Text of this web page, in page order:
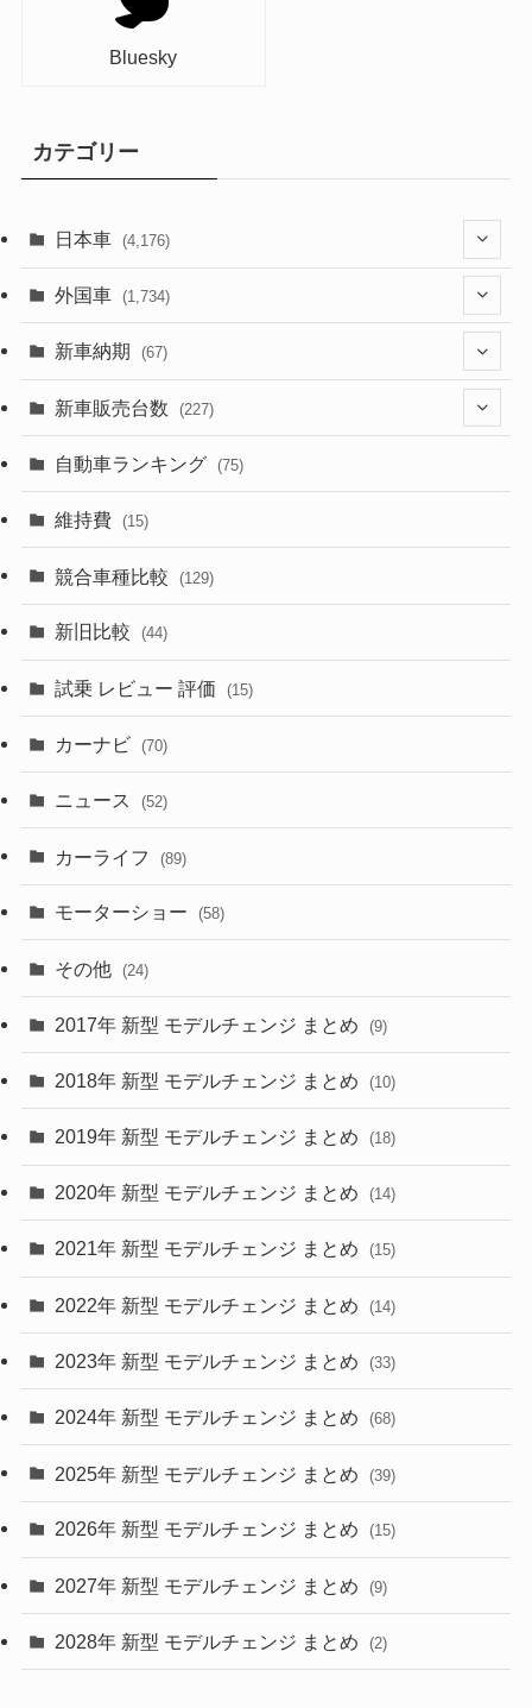
Bluesky
カテゴリー
日本車 (4,176)
(1,322)
(330)
(357)
(328)
(253)
外国車 (1,734)
(242)
(85)
(84)
(50)
(43)
(6)
(9)
(30)
(27)
(58)
(28)
(27)
(26)
(10)
(35)
(9)
(22)
(4)
(9)
(4)
(1)
新車納期 (67)
(28)
(8)
(3)
(3)
(1)
新車販売台数 (227)
(21)
(5)
(7)
自動車ランキング (75)
維持費 (15)
競合車種比較 (129)
新旧比較 (44)
試乗 レビュー 評価 (15)
カーナビ (70)
ニュース (52)
カーライフ (89)
モーターショー (58)
その他 (24)
2017年 新型 モデルチェンジ まとめ (9)
2018年 新型 モデルチェンジ まとめ (10)
2019年 新型 モデルチェンジ まとめ (18)
2020年 新型 モデルチェンジ まとめ (14)
2021年 新型 モデルチェンジ まとめ (15)
2022年 新型 モデルチェンジ まとめ (14)
2023年 新型 モデルチェンジ まとめ (33)
2024年 新型 モデルチェンジ まとめ (68)
2025年 新型 モデルチェンジ まとめ (39)
2026年 新型 モデルチェンジ まとめ (15)
2027年 新型 モデルチェンジ まとめ (9)
2028年 新型 モデルチェンジ まとめ (2)